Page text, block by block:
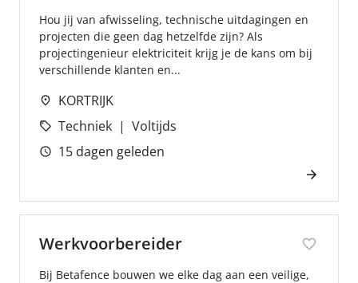
Hou jij van afwisseling, technische uitdagingen en
projecten die geen dag hetzelfde zijn? Als
projectingenieur elektriciteit krijg je de kans om bij
verschillende klanten en...
KORTRIJK
Techniek
Voltijds
15 dagen geleden
Werkvoorbereider
Bij Betafence bouwen we elke dag aan een veilige,